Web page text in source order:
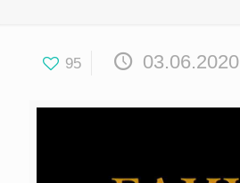
95 03.06.2020